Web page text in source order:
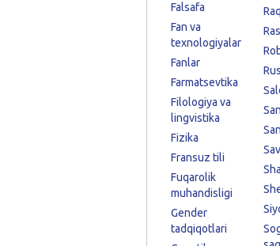
Falsafa
Fan va
texnologiyalar
Fanlar
Farmatsevtika
Filologiya va
lingvistika
Fizika
Fransuz tili
Fuqarolik
muhandisligi
Gender
tadqiqotlari